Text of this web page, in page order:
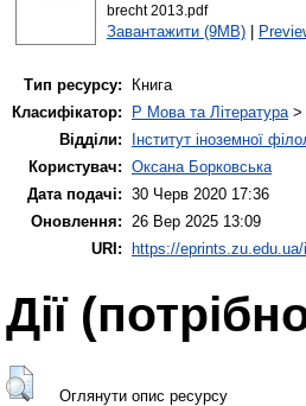
brecht 2013.pdf
Завантажити (9MB)|
Тип ресурсу:
Книга
Класифікатор:
P Мова та Література>
Відділи:
Інститут іноземної
Користувач: Оксана Борковська
Дата подачі: 30 Черв 2020 17:36
Оновлення: 26 Вер 2025 13:09
URI:
https://
Дії
Оглянути опис ресурсу